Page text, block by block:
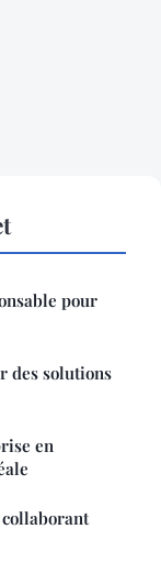
pour
des solutions
en